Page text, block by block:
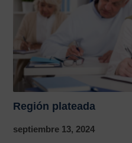
Región plateada
septiembre 13, 2024